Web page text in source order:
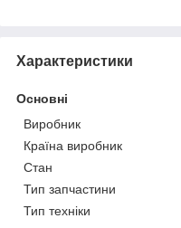
Характеристики
Основні
Виробник
Країна виробник
Стан
Тип запчастини
Тип техніки